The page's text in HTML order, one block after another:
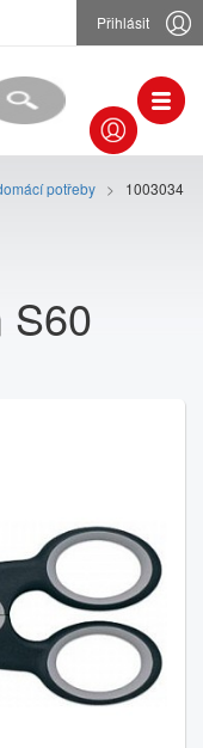
Přihlásit
potřeby >
1003034
S60